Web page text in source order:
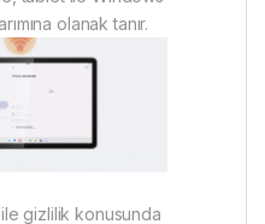
olanak tanır.
gizlilik konusunda